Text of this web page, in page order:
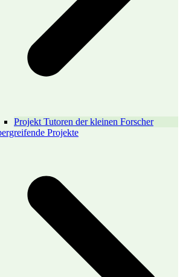
Projekt Tutoren der kleinen Forscher
Projekte